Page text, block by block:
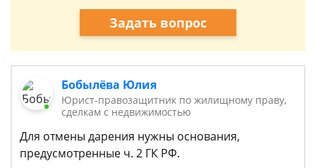
Задать вопрос
Бобылёва Юлия
Юрист-правозащитник по жилищному праву,
сделкам с недвижимостью
Для отмены дарения нужны основания,
предусмотренные ч. 2 ГК РФ.